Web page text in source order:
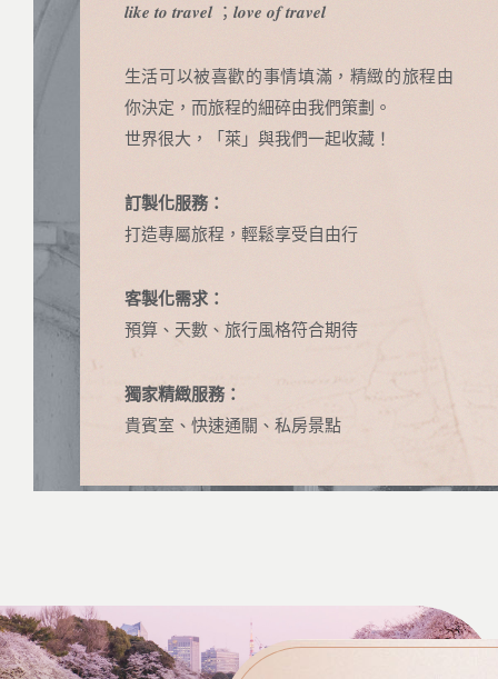
𝒍𝒊𝒌𝒆 𝒕𝒐 𝒕𝒓𝒂𝒗𝒆𝒍 ；𝒍𝒐𝒗𝒆 𝒐𝒇 𝒕𝒓𝒂𝒗𝒆𝒍
生活可以被喜歡的事情填滿，精緻的旅程由
你決定，而旅程的細碎由我們策劃。
世界很大，「萊」與我們一起收藏！
訂製化服務：
打造專屬旅程，輕鬆享受自由行
客製化需求：
預算、天數、旅行風格符合期待
獨家精緻服務：
貴賓室、快速通關、私房景點